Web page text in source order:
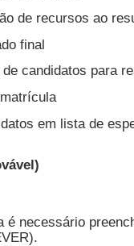
de recursos ao
final
candidatos para
em lista de
é necessário